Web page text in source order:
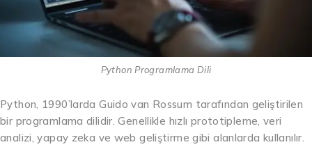
Python Programlama Dili
Python, 1990’larda Guido van Rossum tarafından geliştirilen
bir programlama dilidir. Genellikle hızlı prototipleme, veri
analizi, yapay zeka ve web geliştirme gibi alanlarda kullanılır.